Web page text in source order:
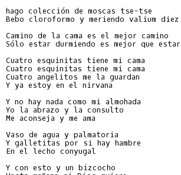
hago colección de moscas tse-tse
Bebo cloroformo y meriendo valium
Camino de la cama es el mejor camino
Sólo estar durmiendo es mejor que
Cuatro esquinitas tiene mi cama
Cuatro esquinitas tiene mi cama
Cuatro angelitos me la guardan
Y ya estoy en el nirvana
Y no hay nada como mi almohada
Yo la abrazo y la consulto
Me aconseja y me ama
Vaso de agua y palmatoria
Y galletitas por si hay hambre
En el lecho conyugal
Y con esto y un bizcocho